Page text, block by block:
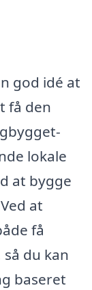
god idé at
få den
lokale
at bygge
at
få
du kan
baseret